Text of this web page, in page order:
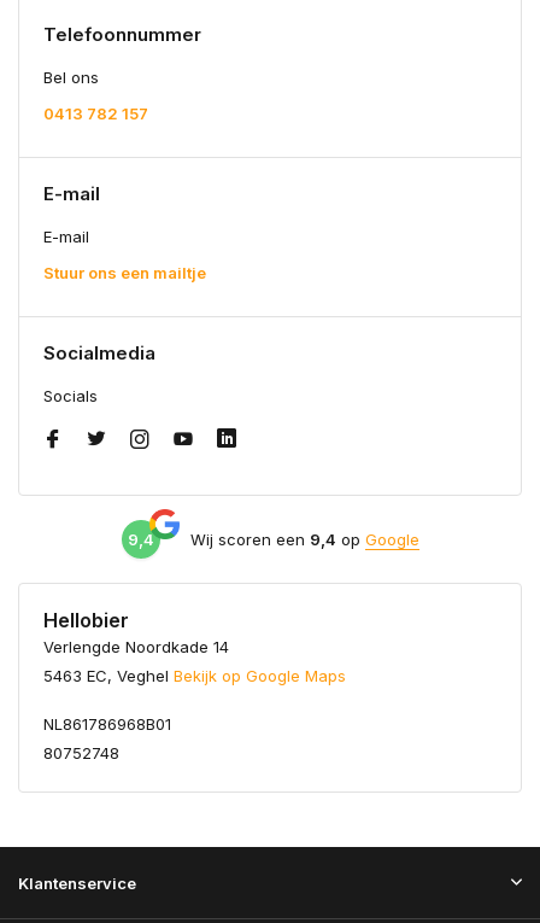
Telefoonnummer
Bel ons
0413 782 157
E-mail
E-mail
Stuur ons een mailtje
Socialmedia
Socials
9,4 Wij scoren een 9,4 op Google
Hellobier
Verlengde Noordkade 14
5463 EC, Veghel Bekijk op Google Maps
NL861786968B01
80752748
Klantenservice